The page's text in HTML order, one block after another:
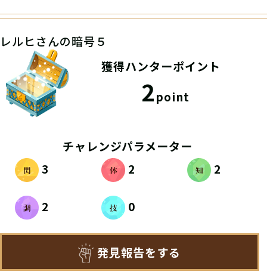
レルヒさんの暗号５
獲得ハンターポイント
2point
チャレンジパラメーター
3
2 2
2 0
発見報告をする